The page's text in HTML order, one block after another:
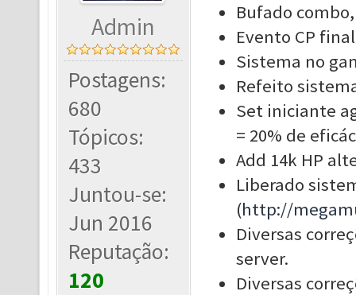
Admin
Postagens:
680
Tópicos:
433
Juntou-se:
Jun 2016
Reputação:
120
Bufado
Evento CP
Sistema no
Refeito
Set iniciante
= 20% de
Add 14k HP
Liberado
(http://
Diversas
server.
Diversas